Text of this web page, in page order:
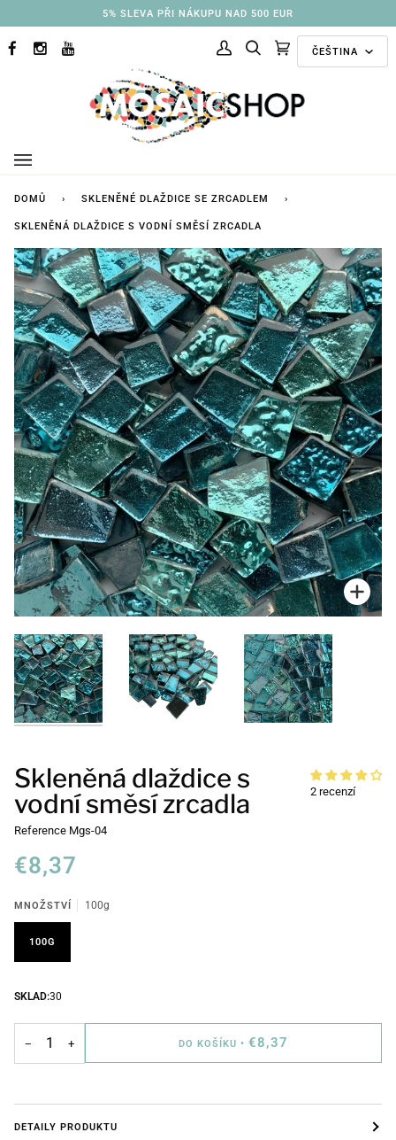
na
obsah
3% SLEVA PŘI NÁKUPU NAD 250 EUR
FACEBOOKINSTAGRAM
YOUTUBE
Můj
HledatDoporučenéJazyk
ČEŠTINA
DOMŮ › SKLENĚNÉ DLAŽDICE SE ZRCADLEM ›
SKLENĚNÁ DLAŽDICE S VODNÍ SMĚSÍ ZRCADLA
Skleněná dlaždice s
vodní směsí zrcadla
2 recenzí
Reference Mgs-04
€8,37
MNOŽSTVÍ 100g
100G
SKLAD:30
− + DO KOŠÍKU• €8,37
DETAILY PRODUKTU